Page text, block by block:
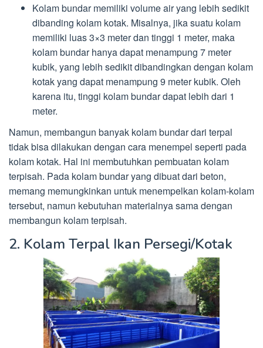
Kolam bundar memiliki volume air yang lebih sedikit
dibanding kolam kotak. Misalnya, jika suatu kolam
memiliki luas 3×3 meter dan tinggi 1 meter, maka
kolam bundar hanya dapat menampung 7 meter
kubik, yang lebih sedikit dibandingkan dengan kolam
kotak yang dapat menampung 9 meter kubik. Oleh
karena itu, tinggi kolam bundar dapat lebih dari 1
meter.
Namun, membangun banyak kolam bundar dari terpal
tidak bisa dilakukan dengan cara menempel seperti pada
kolam kotak. Hal ini membutuhkan pembuatan kolam
terpisah. Pada kolam bundar yang dibuat dari beton,
memang memungkinkan untuk menempelkan kolam-kolam
tersebut, namun kebutuhan materialnya sama dengan
membangun kolam terpisah.
2. Kolam Terpal Ikan Persegi/Kotak